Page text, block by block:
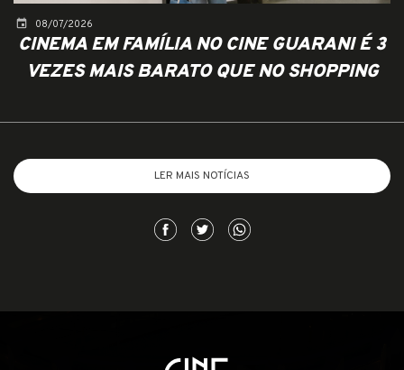
event 08/07/2026
CINEMA EM FAMÍLIA NO CINE GUARANI É 3
VEZES MAIS BARATO QUE NO SHOPPING
LER MAIS NOTÍCIAS